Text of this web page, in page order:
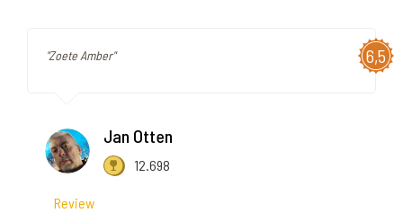
6,5
"Zoete Amber"
Jan Otten
12.698
Review